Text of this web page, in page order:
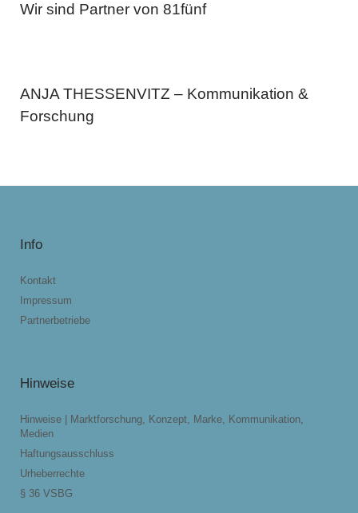
Wir sind Partner von 81fünf
ANJA THESSENVITZ – Kommunikation &
Forschung
Info
Kontakt
Impressum
Partnerbetriebe
Hinweise
Hinweise | Marktforschung, Konzept, Marke, Kommunikation,
Medien
Haftungsausschluss
Urheberrechte
§ 36 VSBG